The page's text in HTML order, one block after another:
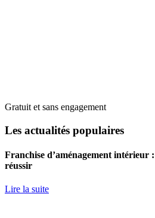
Gratuit et sans engagement
Les actualités populaires
Franchise d’aménagement intérieur
réussir
Lire la suite